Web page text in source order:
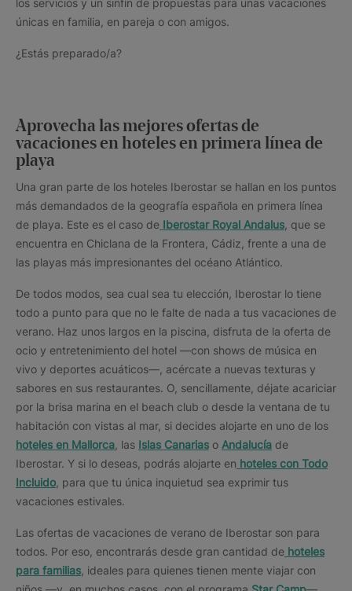
los servicios y un sinfín de propuestas para unas vacaciones
únicas en familia, en pareja o con amigos.
¿Estás preparado/a?
Aprovecha las mejores ofertas de
vacaciones en hoteles en primera línea de
playa
Una gran parte de los hoteles Iberostar se hallan en los puntos
más demandados de la geografía española en primera línea
de playa. Este es el caso de Iberostar Royal Andalus , que se
encuentra en Chiclana de la Frontera, Cádiz, frente a una de
las playas más impresionantes del océano Atlántico.
De todos modos, sea cual sea tu elección, Iberostar lo tiene
todo a punto para que no le falte de nada a tus vacaciones de
verano. Haz unos largos en la piscina, disfruta de la oferta de
ocio y entretenimiento del hotel —con shows de música en
vivo y deportes acuáticos—, acércate a nuevas texturas y
sabores en sus restaurantes. O, sencillamente, déjate acariciar
por la brisa marina en el beach club o desde la ventana de tu
habitación con vistas al mar, si decides alojarte en uno de los
hoteles en Mallorca , las Islas Canarias o Andalucía de
Iberostar. Y si lo deseas, podrás alojarte en hoteles con Todo
Incluido , para que tu única inquietud sea exprimir tus
vacaciones estivales.
Las ofertas de vacaciones de verano de Iberostar son para
todos. Por eso, encontrarás desde gran cantidad de hoteles
para familias , ideales para quienes tienen mente viajar con